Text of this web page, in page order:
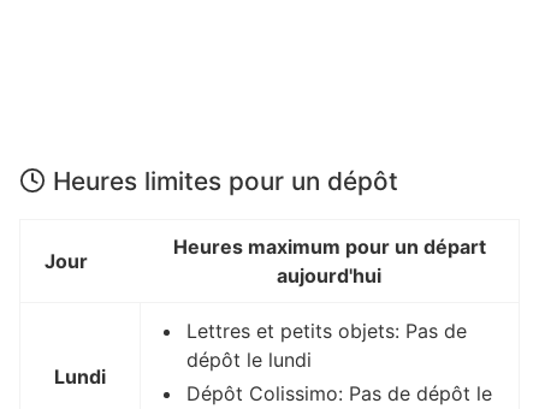
Heures limites pour un dépôt
Jour
Heures maximum pour un départ
aujourd'hui
Lundi
Lettres et petits objets: Pas de
dépôt le lundi
Dépôt Colissimo: Pas de dépôt le